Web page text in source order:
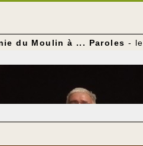
du Moulin à ... Paroles - le